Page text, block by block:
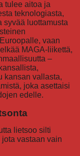
tulee aitoa ja
teknologiasta,
syvää luottamusta
vaan
MAGA-liikettä,
–
kansan vallasta,
joka asettaisi
edelle.
lietsoo silti
vastaan vain